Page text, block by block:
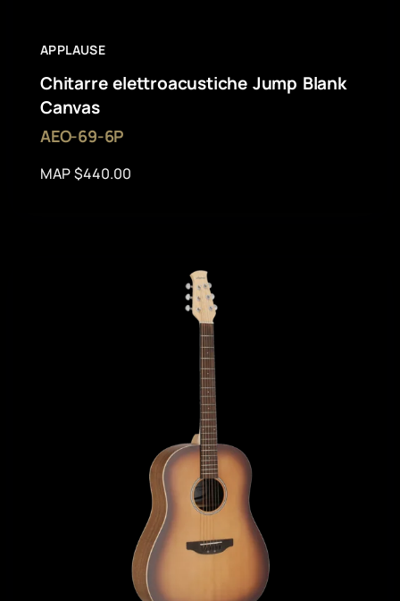
APPLAUSE
Chitarre elettroacustiche Jump Blank
Canvas
AEO-69-6P
MAP $440.00